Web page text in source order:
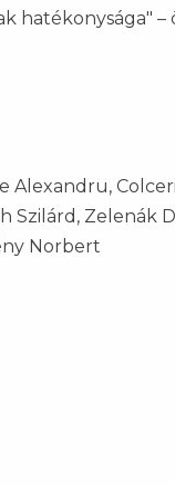
hatékonysága" –
Alexandru,
Szilárd, Zelenák
Norbert